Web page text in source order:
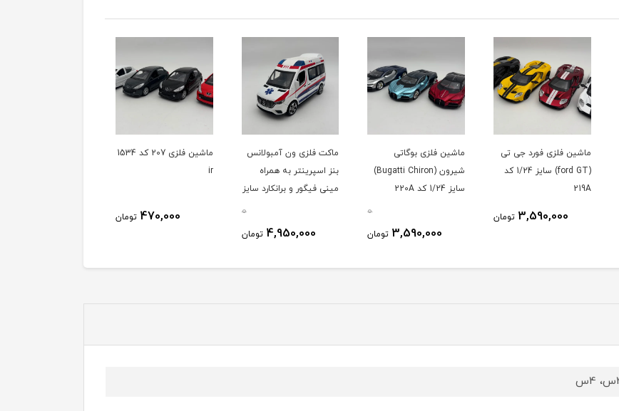
ماشین فلزی فورد جی تی
(ford GT) سایز 1/24 کد
219A
3,590,000 تومان
ماشین فلزی بوگاتی
شیرون (Bugatti Chiron)
سایز 1/24 کد 220A
0
3,590,000 تومان
ماکت فلزی ون آمبولانس
بنز اسپرینتر به همراه
مینی فیگور و برانکارد سایز
0
4,950,000 تومان
ماشین فلزی 207 کد 1534
ir
470,000 تومان